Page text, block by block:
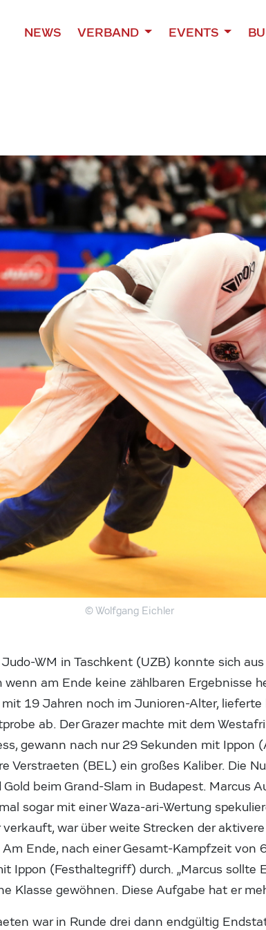
NEWS VERBAND EVENTS
© Wolfgang Eichler
WM in Taschkent (UZB) konnte sich
wenn am Ende keine zählbaren Ergebnisse
19 Jahren noch im Junioren-Alter,
ab. Der Grazer machte mit dem
gewann nach nur 29 Sekunden mit Ippon
Verstraeten (BEL) ein großes Kaliber. Die
beim Grand-Slam in Budapest. Marcus
sogar mit einer Waza-ari-Wertung
war über weite Strecken der
Ende, nach einer Gesamt-Kampfzeit von
Ippon (Festhaltegriff) durch. „Marcus sollte
Klasse gewöhnen. Diese Aufgabe hat er
war in Runde drei dann endgültig